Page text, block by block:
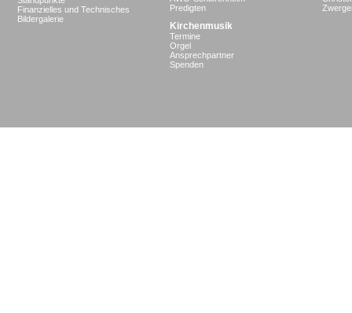
Finanzielles und Technisches
Bildergalerie
Predigten
Kirchenmusik
Termine
Orgel
Ansprechpartner
Spenden